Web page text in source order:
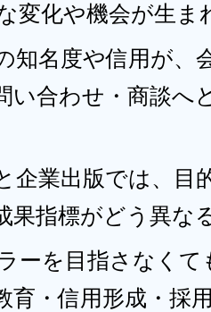
変化や機会が生ま
知名度や信用が、
い合わせ・商談へ
企業出版では、目
果指標がどう異な
ーを目指さなくて
育・信用形成・採